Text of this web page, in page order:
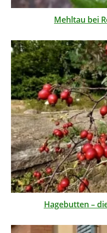
Mehltau bei
Hagebutten –